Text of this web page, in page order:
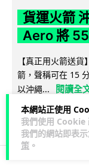
本網站正使用
我們使用 Cookie
我們的網站即表
策 。
貨運火箭
Aero 將
【真正用火箭送
箭，聲稱可在 15
以沖繩...
閱讀全
52 6↗